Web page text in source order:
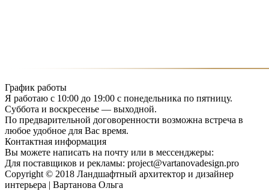
График работы
Я работаю с 10:00 до 19:00 с понедельника по пятницу.
Суббота и воскресенье — выходной.
По предварительной договоренности возможна встреча в
любое удобное для Вас время.
Контактная информация
Вы можете написать на почту или в мессенджеры:
Для поставщиков и рекламы: project@vartanovadesign.pro
Copyright © 2018 Ландшафтный архитектор и дизайнер
интерьера | Вартанова Ольга